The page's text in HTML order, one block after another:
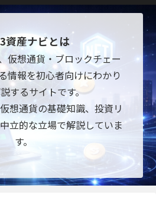
資産ナビとは
仮想通貨・ブロックチェー
情報を初心者向けにわかり
するサイトです。
想通貨の基礎知識、投資リ
立的な立場で解説していま
す。